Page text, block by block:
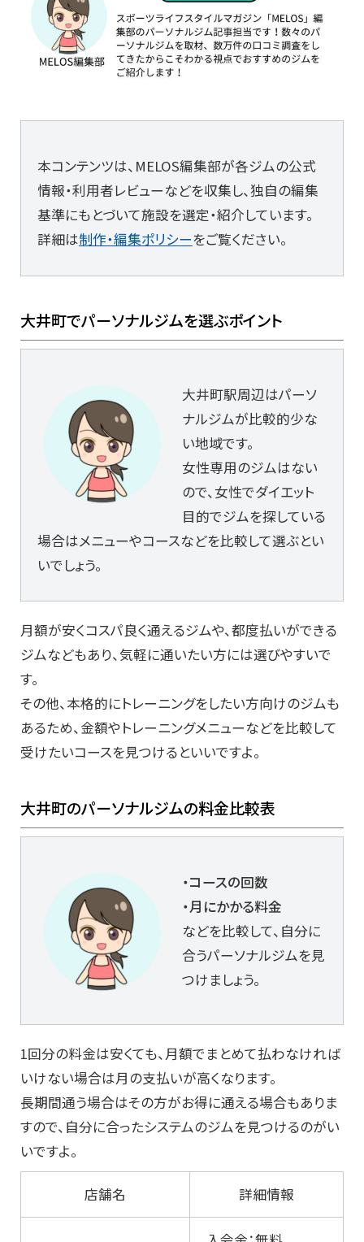
本コンテンツは、MELOS編集部が各ジムの公式
情報・利用者レビューなどを収集し、独自の編集
基準にもとづいて施設を選定・紹介しています。
詳細は制作・編集ポリシーをご覧ください。
大井町でパーソナルジムを選ぶポイント
大井町駅周辺はパーソ
ナルジムが比較的少な
い地域です。
女性専用のジムはない
ので、女性でダイエット
目的でジムを探している
場合はメニューやコースなどを比較して選ぶとい
いでしょう。
月額が安くコスパ良く通えるジムや、都度払いができる
ジムなどもあり、気軽に通いたい方には選びやすいで
す。
その他、本格的にトレーニングをしたい方向けのジムも
あるため、金額やトレーニングメニューなどを比較して
受けたいコースを見つけるといいですよ。
大井町のパーソナルジムの料金比較表
・コースの回数
・月にかかる料金
などを比較して、自分に
合うパーソナルジムを見
つけましょう。
1回分の料金は安くても、月額でまとめて払わなければ
いけない場合は月の支払いが高くなります。
長期間通う場合はその方がお得に通える場合もありま
すので、自分に合ったシステムのジムを見つけるのがい
いですよ。
店舗名 詳細情報